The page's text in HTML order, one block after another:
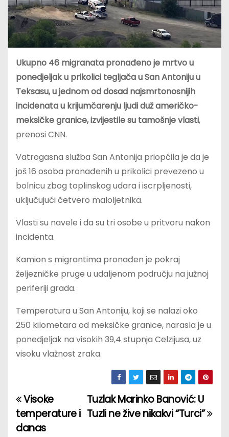
Ukupno 46 migranata pronađeno je mrtvo u
ponedjeljak u prikolici tegljača u San Antoniju u
Teksasu, u jednom od dosad najsmrtonosnijih
incidenata u krijumčarenju ljudi duž američko-
meksičke granice, izvijestile su tamošnje vlasti,
prenosi CNN.
Vatrogasna služba San Antonija priopćila je da je
još 16 osoba pronađenih u prikolici prevezeno u
bolnicu zbog toplinskog udara i iscrpljenosti,
uključujući četvero maloljetnika.
Vlasti su navele i da su tri osobe u pritvoru nakon
incidenta.
Kamion s migrantima pronađen je pokraj
željezničke pruge u udaljenom području na južnoj
periferiji grada.
Temperatura u San Antoniju, koji se nalazi oko
250 kilometara od meksičke granice, narasla je u
ponedjeljak na visokih 39,4 stupnja Celzijusa, uz
visoku vlažnost zraka.
P
o
Tuzlak Marinko Banović: U
Tuzli ne žive nikakvi “Turci”
Visoke
temperature i
danas